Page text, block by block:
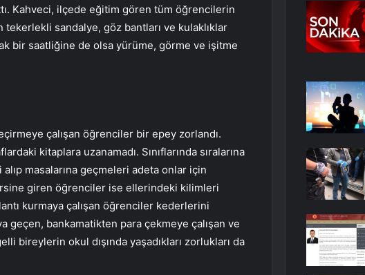
Kahveci, ilçede eğitim gören tüm öğrencilerin
sandalye, göz bantları ve kulaklıklar
bir saatliğine de olsa yürüme, görme ve işitme
çalışan öğrenciler bir epey zorlandı.
kitaplara uzanamadı. Sınıflarında sıralarına
masalarına geçmeleri adeta onlar için
giren öğrenciler ise ellerindeki kilimleri
kurmaya çalışan öğrenciler kederlerini
geçen, bankamatikten para çekmeye çalışan ve
bireylerin okul dışında yaşadıkları zorlukları da